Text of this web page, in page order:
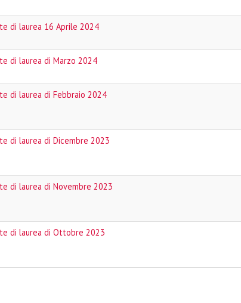
di laurea 16 Aprile 2024
di laurea di Marzo 2024
di laurea di Febbraio 2024
di laurea di Dicembre 2023
di laurea di Novembre 2023
di laurea di Ottobre 2023